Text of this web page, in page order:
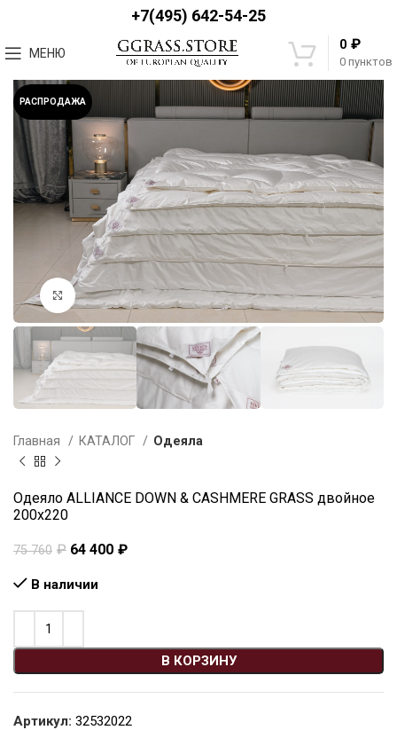
+7(495) 642-54-25
МЕНЮ
0 пунктов
0 ₽
РАСПРОДАЖА
Увеличить
Главная КАТАЛОГ Одеяла
Одеяло ALLIANCE DOWN & CASHMERE GRASS двойное
200х220
75 760 ₽ 64 400 ₽
В наличии
В КОРЗИНУ
Артикул: 32532022